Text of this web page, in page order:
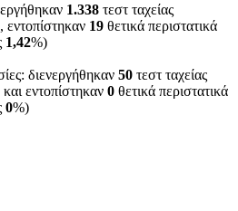
1.338 τεστ ταχείας
εντοπίστηκαν 19 θετικά περιστατικά
1,42%)
διενεργήθηκαν 50 τεστ ταχείας
εντοπίστηκαν 0 θετικά περιστατικά
0%)